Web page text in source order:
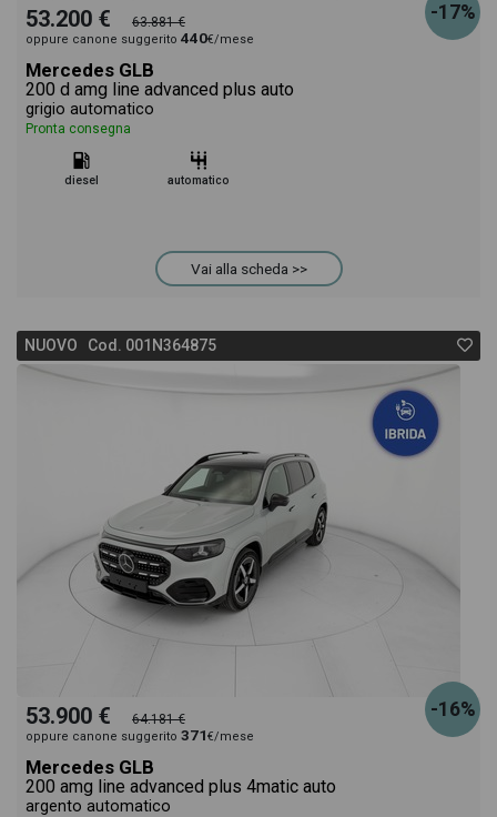
-17%
53.200 € 63.881 €
oppure canone suggerito 440€/mese
Mercedes GLB
200 d amg line advanced plus auto
grigio automatico
Pronta consegna
diesel automatico
Vai alla scheda >>
NUOVO Cod. 001N364875
-16%
53.900 € 64.181 €
oppure canone suggerito 371€/mese
Mercedes GLB
200 amg line advanced plus 4matic auto
argento automatico